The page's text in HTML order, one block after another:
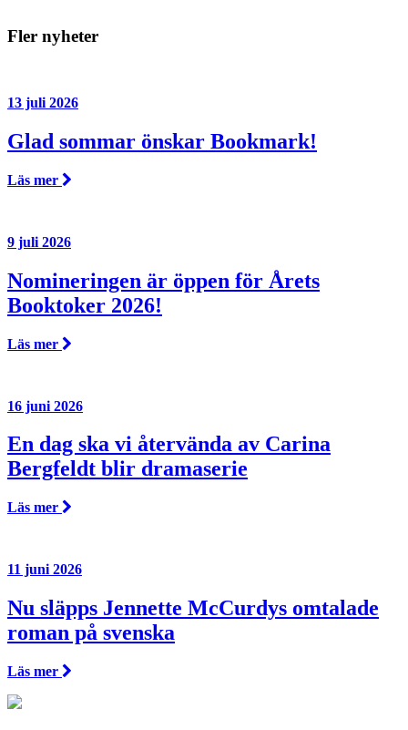
Fler nyheter
13 juli 2026
Glad sommar önskar Bookmark!
Läs mer
9 juli 2026
Nomineringen är öppen för Årets
Booktoker 2026!
Läs mer
16 juni 2026
En dag ska vi återvända av Carina
Bergfeldt blir dramaserie
Läs mer
11 juni 2026
Nu släpps Jennette McCurdys omtalade
roman på svenska
Läs mer